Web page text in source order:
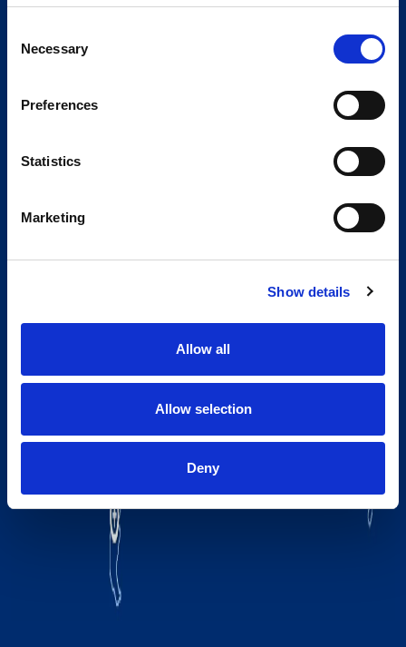
Selection
Necessary
Preferences
Statistics
Marketing
Show details
Allow all
Allow selection
Deny